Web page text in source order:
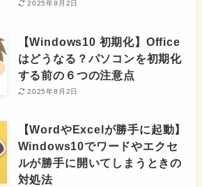
2025年8月2日
【Windows10 初期化】Office
はどうなる？パソコンを初期化
する前の６つの注意点
2025年8月2日
【WordやExcelが勝手に起動】
Windows10でワードやエクセ
ルが勝手に開いてしまうときの
対処法